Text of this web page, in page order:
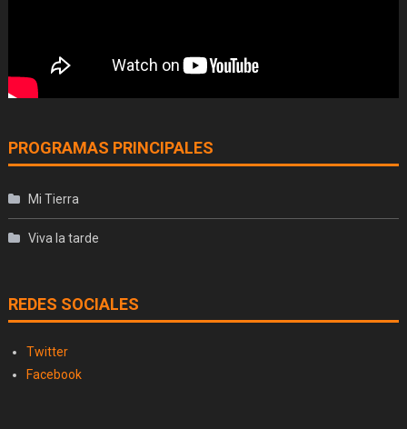
PROGRAMAS PRINCIPALES
Mi Tierra
Viva la tarde
REDES SOCIALES
Twitter
Facebook